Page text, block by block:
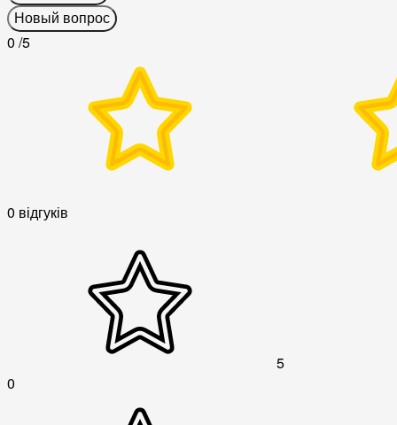
Новый вопрос
0 /5
0 відгуків
5
0